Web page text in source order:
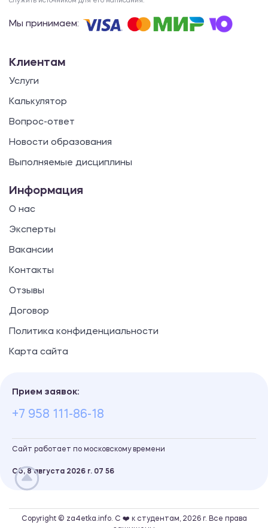
Мы принимаем:
Клиентам
Услуги
Калькулятор
Вопрос-ответ
Новости образования
Выполняемые дисциплины
Информация
О нас
Эксперты
Вакансии
Контакты
Отзывы
Договор
Политика конфиденциальности
Карта сайта
Прием заявок:
+7 958 111-86-18
Сайт работает по московскому времени
Сб, 8 августа 2026 г. 07 56
Copyright © za4etka.info. С ❤️ к студентам, 2026 г. Все права